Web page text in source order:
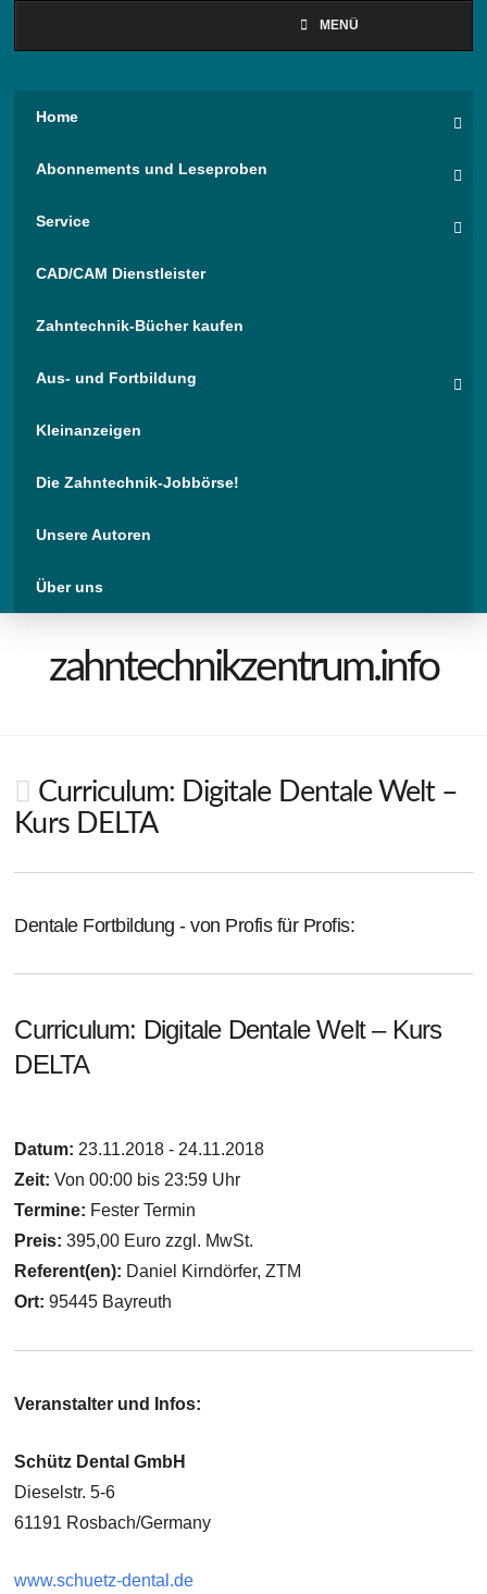
MENÜ
Home
Abonnements und Leseproben
Service
CAD/CAM Dienstleister
Zahntechnik-Bücher kaufen
Aus- und Fortbildung
Kleinanzeigen
Die Zahntechnik-Jobbörse!
Unsere Autoren
Über uns
zahntechnikzentrum.info
Curriculum: Digitale Dentale Welt –
Kurs DELTA
Dentale Fortbildung - von Profis für Profis:
Curriculum: Digitale Dentale Welt – Kurs
DELTA
Datum: 23.11.2018 - 24.11.2018
Zeit: Von 00:00 bis 23:59 Uhr
Termine: Fester Termin
Preis: 395,00 Euro zzgl. MwSt.
Referent(en): Daniel Kirndörfer, ZTM
Ort:95445 Bayreuth
Veranstalter und Infos:
Schütz Dental GmbH
Dieselstr. 5-6
61191 Rosbach/Germany
www.schuetz-dental.de